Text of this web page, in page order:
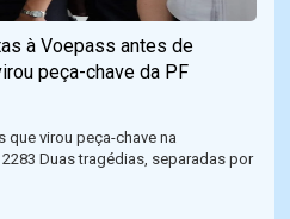
à Voepass antes de
peça-chave da PF
que virou peça-chave na
Duas tragédias, separadas por